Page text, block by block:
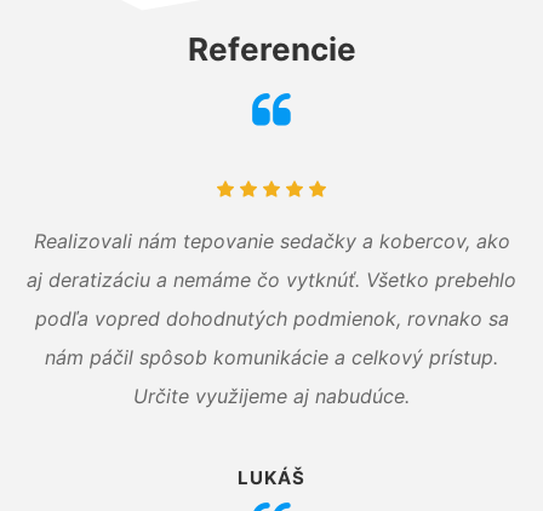
Referencie
Realizovali nám tepovanie sedačky a kobercov, ako
aj deratizáciu a nemáme čo vytknúť. Všetko prebehlo
podľa vopred dohodnutých podmienok, rovnako sa
nám páčil spôsob komunikácie a celkový prístup.
Určite využijeme aj nabudúce.
LUKÁŠ